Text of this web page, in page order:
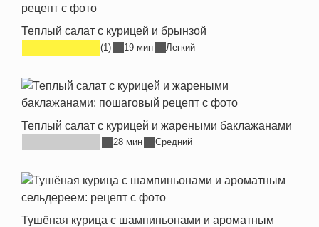
Теплый салат с курицей и брынзой
(1) 19 мин Легкий
Теплый салат с курицей и жареными баклажанами
28 мин Средний
Тушёная курица с шампиньонами и ароматным